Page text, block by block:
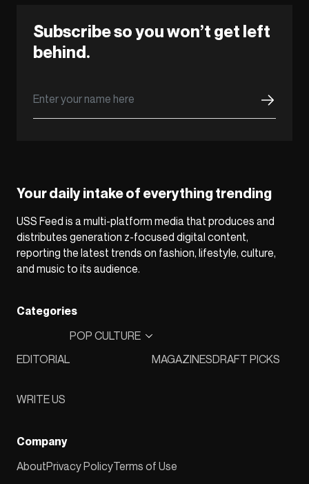
Subscribe so you won’t get left
behind.
Your daily intake of everything trending
USS Feed is a multi-platform media that produces and
distributes generation z-focused digital content,
reporting the latest trends on fashion, lifestyle, culture,
and music to its audience.
Categories
EDITORIAL
POP CULTURE
MAGAZINESDRAFT PICKS
WRITE US
Company
AboutPrivacy PolicyTerms of Use